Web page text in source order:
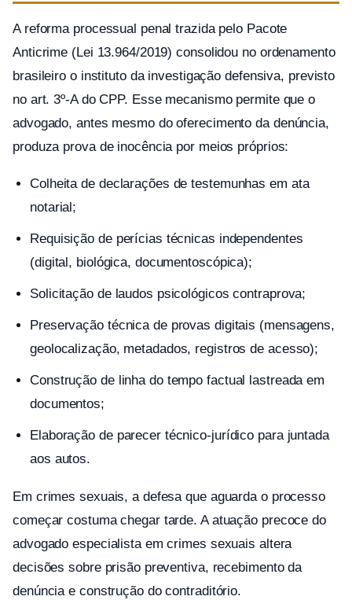
A reforma processual penal trazida pelo Pacote
Anticrime (Lei 13.964/2019) consolidou no ordenamento
brasileiro o instituto da investigação defensiva, previsto
no art. 3º-A do CPP. Esse mecanismo permite que o
advogado, antes mesmo do oferecimento da denúncia,
produza prova de inocência por meios próprios:
Colheita de declarações de testemunhas em ata
notarial;
Requisição de perícias técnicas independentes
(digital, biológica, documentoscópica);
Solicitação de laudos psicológicos contraprova;
Preservação técnica de provas digitais (mensagens,
geolocalização, metadados, registros de acesso);
Construção de linha do tempo factual lastreada em
documentos;
Elaboração de parecer técnico-jurídico para juntada
aos autos.
Em crimes sexuais, a defesa que aguarda o processo
começar costuma chegar tarde. A atuação precoce do
advogado especialista em crimes sexuais altera
decisões sobre prisão preventiva, recebimento da
denúncia e construção do contraditório.